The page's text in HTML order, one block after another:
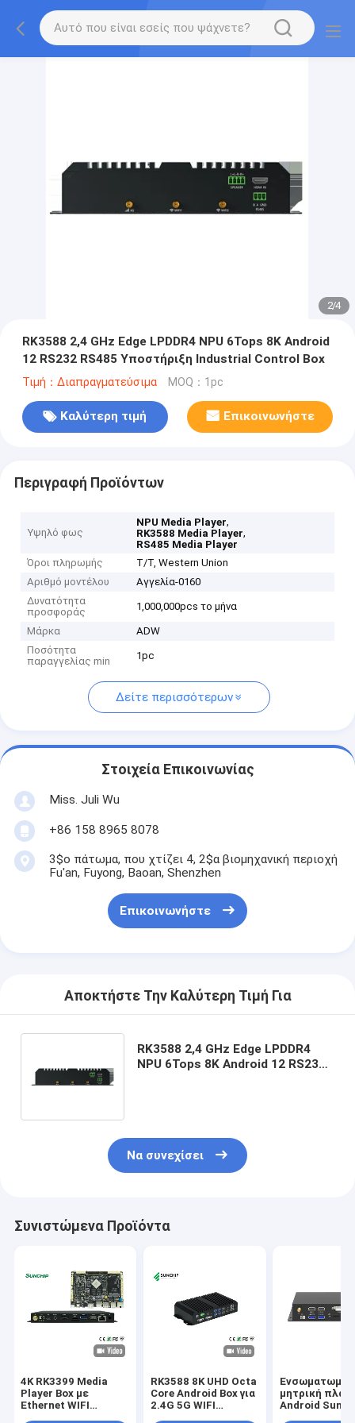
2/4
RK3588 2,4 GHz Edge LPDDR4 NPU 6Tops 8K Android
12 RS232 RS485 Υποστήριξη Industrial Control Box
Τιμή：Διαπραγματεύσιμα MOQ：1pc
Καλύτερη τιμή Επικοινωνήστε
Περιγραφή Προϊόντων
Υψηλό φως
NPU Media Player,
RK3588 Media Player,
RS485 Media Player
Όροι πληρωμής
T/T, Western Union
Αριθμό μοντέλου
Αγγελία-0160
Δυνατότητα
προσφοράς
1,000,000pcs το μήνα
Μάρκα
ADW
Ποσότητα
παραγγελίας min
1pc
Δείτε περισσότερων
Στοιχεία Επικοινωνίας
Miss. Juli Wu
+86 158 8965 8078
3$ο πάτωμα, που χτίζει 4, 2$α βιομηχανική περιοχή
Fu'an, Fuyong, Baoan, Shenzhen
Επικοινωνήστε
Αποκτήστε Την Καλύτερη Τιμή Για
RK3588 2,4 GHz Edge LPDDR4
NPU 6Tops 8K Android 12 RS232
Να συνεχίσει
Συνιστώμενα Προϊόντα
4K RK3399 Media
Player Box με
Ethernet WIFI
RK3588 8K UHD Octa
Core Android Box για
2.4G 5G WIFI
μητρική
Android